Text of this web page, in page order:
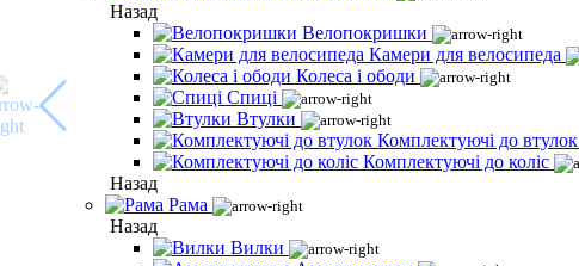
Назад
Велопокришки
Камери для велосипеда
Колеса і ободи
Спиці
Втулки
Комплектуючі до втулок
Комплектуючі до коліс
Назад
Рама
Назад
Вилки